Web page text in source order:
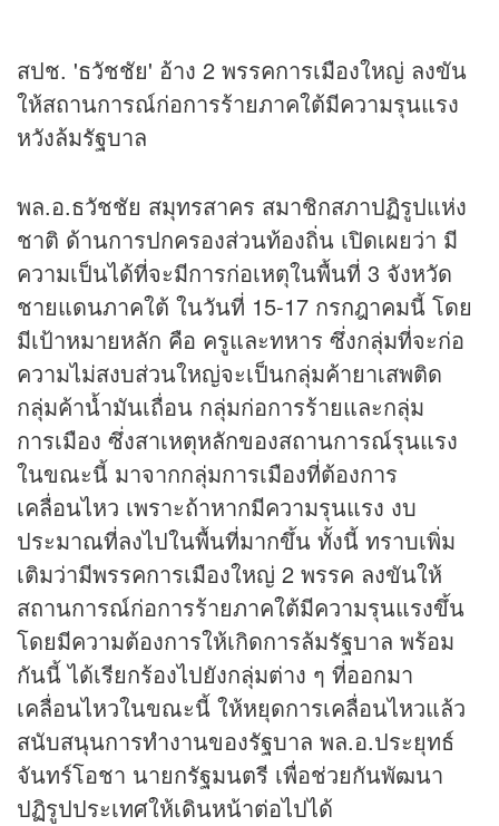
สปช. 'ธวัชชัย' อ้าง 2 พรรคการเมืองใหญ่ ลงขัน
ให้สถานการณ์ก่อการร้ายภาคใต้มีความรุนแรง
หวังล้มรัฐบาล
พล.อ.ธวัชชัย สมุทรสาคร สมาชิกสภาปฏิรูปแห่ง
ชาติ ด้านการปกครองส่วนท้องถิ่น เปิดเผยว่า มี
ความเป็นได้ที่จะมีการก่อเหตุในพื้นที่ 3 จังหวัด
ชายแดนภาคใต้ ในวันที่ 15-17 กรกฎาคมนี้ โดย
มีเป้าหมายหลัก คือ ครูและทหาร ซึ่งกลุ่มที่จะก่อ
ความไม่สงบส่วนใหญ่จะเป็นกลุ่มค้ายาเสพติด
กลุ่มค้าน้ำมันเถื่อน กลุ่มก่อการร้ายและกลุ่ม
การเมือง ซึ่งสาเหตุหลักของสถานการณ์รุนแรง
ในขณะนี้ มาจากกลุ่มการเมืองที่ต้องการ
เคลื่อนไหว เพราะถ้าหากมีความรุนแรง งบ
ประมาณที่ลงไปในพื้นที่มากขึ้น ทั้งนี้ ทราบเพิ่ม
เติมว่ามีพรรคการเมืองใหญ่ 2 พรรค ลงขันให้
สถานการณ์ก่อการร้ายภาคใต้มีความรุนแรงขึ้น
โดยมีความต้องการให้เกิดการล้มรัฐบาล พร้อม
กันนี้ ได้เรียกร้องไปยังกลุ่มต่าง ๆ ที่ออกมา
เคลื่อนไหวในขณะนี้ ให้หยุดการเคลื่อนไหวแล้ว
สนับสนุนการทำงานของรัฐบาล พล.อ.ประยุทธ์
จันทร์โอชา นายกรัฐมนตรี เพื่อช่วยกันพัฒนา
ปฏิรูปประเทศให้เดินหน้าต่อไปได้